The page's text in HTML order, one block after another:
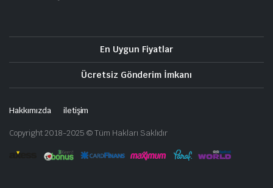
En Uygun Fiyatlar
Ücretsiz Gönderim İmkanı
Hakkımızda iletişim
Copyright 2018-2025 © Tüm Hakları Saklıdır